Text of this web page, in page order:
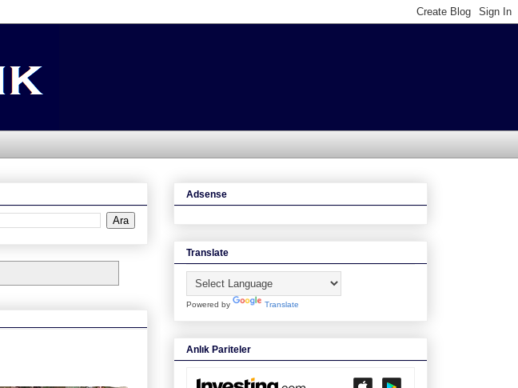
Adsense
Translate
Powered by Translate
Anlık Pariteler